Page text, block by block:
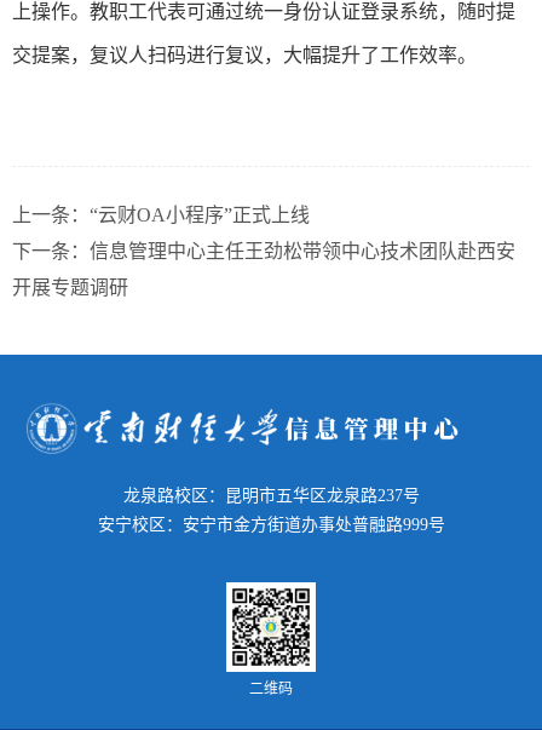
上操作。教职工代表可通过统一身份认证登录系统，随时提
交提案，复议人扫码进行复议，大幅提升了工作效率。
上一条： “云财OA小程序”正式上线
下一条： 信息管理中心主任王劲松带领中心技术团队赴西安
开展专题调研
龙泉路校区：昆明市五华区龙泉路237号
安宁校区：安宁市金方街道办事处普融路999号
二维码